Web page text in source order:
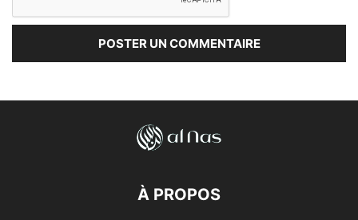
À PROPOS